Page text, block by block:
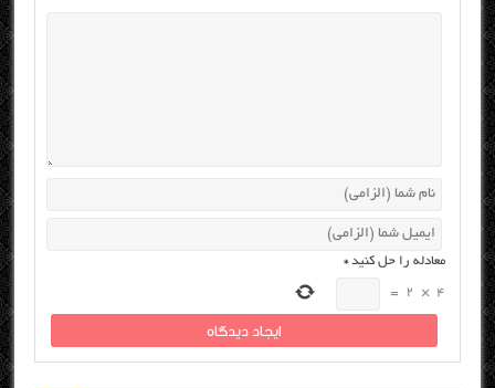
معادله را حل کنید*
4
×
2
=